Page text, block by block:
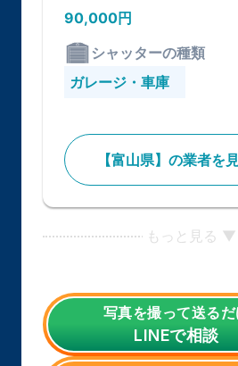
90,000円
シャッターの種類
ガレージ・車庫
【富山県】の業者を
もっと見る ▼
写真を撮って送る
LINEで相談